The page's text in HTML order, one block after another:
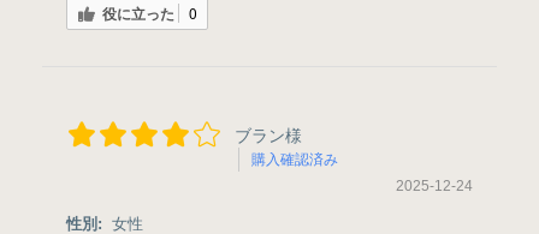
役に立った 0
ブラン様
購入確認済み
2025-12-24
性別: 女性